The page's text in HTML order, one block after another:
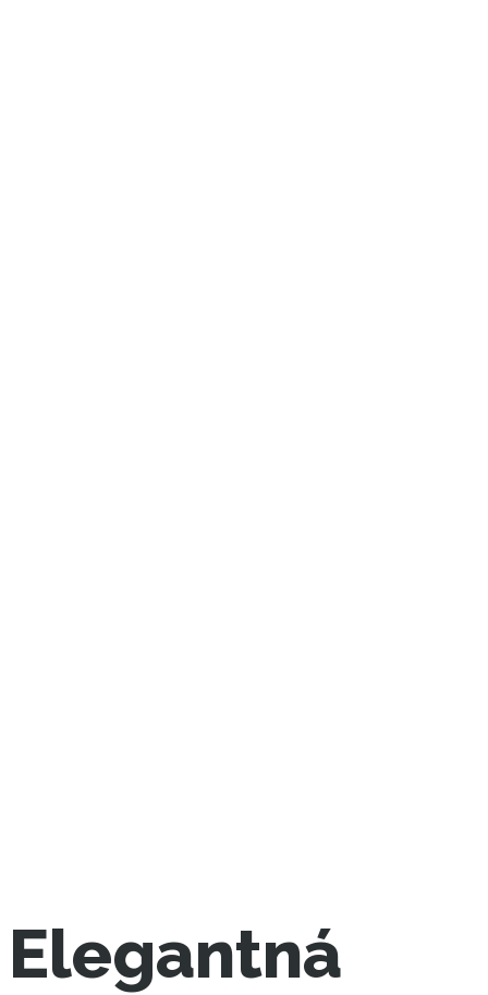
Elegantná